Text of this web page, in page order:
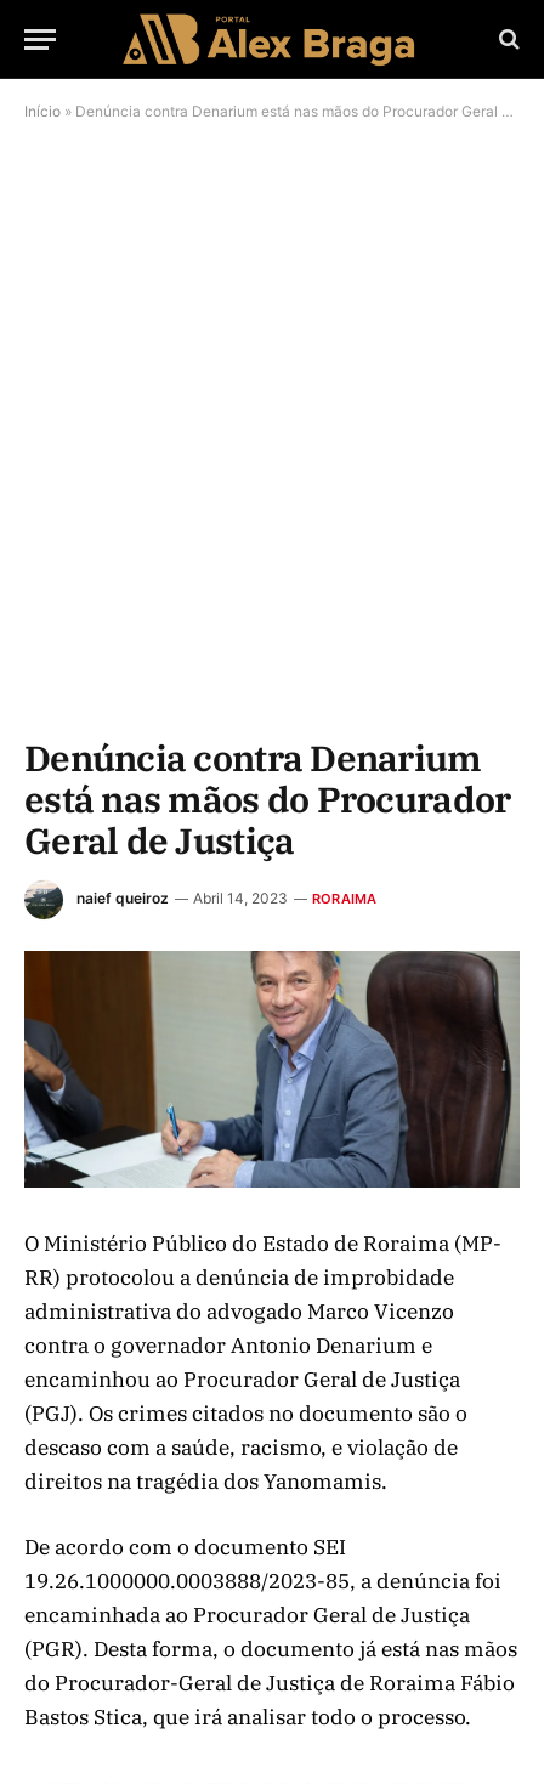
Início » Denúncia contra Denarium está nas mãos do Procurador Geral de Justiça
Denúncia contra Denarium
está nas mãos do Procurador
Geral de Justiça
naief queiroz Abril 14, 2023 RORAIMA
O Ministério Público do Estado de Roraima (MP-
RR) protocolou a denúncia de improbidade
administrativa do advogado Marco Vicenzo
contra o governador Antonio Denarium e
encaminhou ao Procurador Geral de Justiça
(PGJ). Os crimes citados no documento são o
descaso com a saúde, racismo, e violação de
direitos na tragédia dos Yanomamis.
De acordo com o documento SEI
19.26.1000000.0003888/2023-85, a denúncia foi
encaminhada ao Procurador Geral de Justiça
(PGR). Desta forma, o documento já está nas mãos
do Procurador-Geral de Justiça de Roraima Fábio
Bastos Stica, que irá analisar todo o processo.